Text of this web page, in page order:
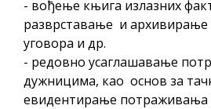
- вођење књига излазних
разврставање и архивирање
уговора и др.
- редовно усаглашавање
дужницима, као основ за
евидентирање потраживања